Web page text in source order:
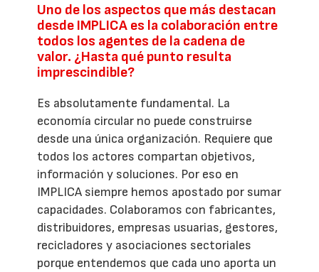
Uno de los aspectos que más destacan
desde IMPLICA es la colaboración entre
todos los agentes de la cadena de
valor. ¿Hasta qué punto resulta
imprescindible?
Es absolutamente fundamental. La
economía circular no puede construirse
desde una única organización. Requiere que
todos los actores compartan objetivos,
información y soluciones. Por eso en
IMPLICA siempre hemos apostado por sumar
capacidades. Colaboramos con fabricantes,
distribuidores, empresas usuarias, gestores,
recicladores y asociaciones sectoriales
porque entendemos que cada uno aporta un